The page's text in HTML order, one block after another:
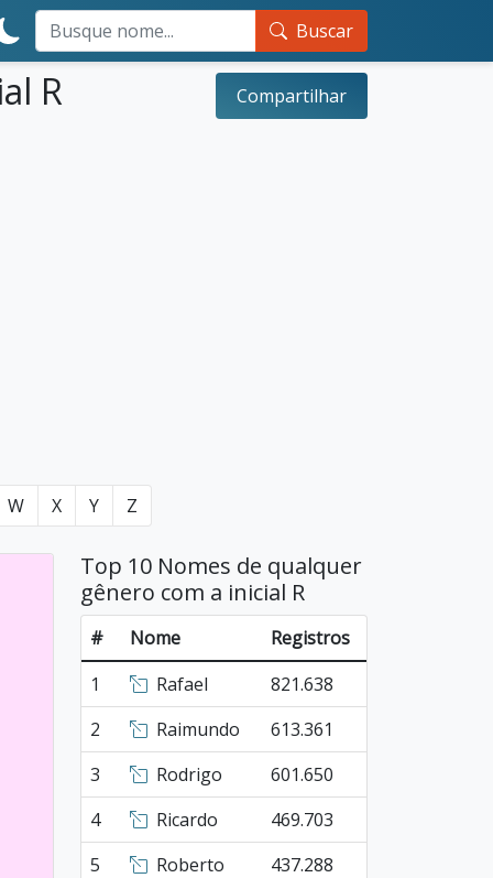
Buscar
R Compartilhar
W X Y Z
Top 10 Nomes de qualquer
gênero com a inicial R
# Nome
Registros
1
Rafael
821.638
2
Raimundo
613.361
3
Rodrigo
601.650
4
Ricardo
469.703
5
Roberto
437.288